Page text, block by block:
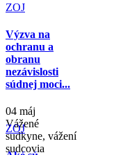
ZOJ
Výzva na
ochranu a
obranu
nezávislosti
súdnej moci...
04 máj
Vážené
sudkyne, vážení
sudcovia
ZOJ